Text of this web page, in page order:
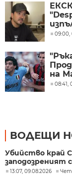
09:00,
на
08:41,
ВОДЕЩИ
Убийство край
заподозреният
13:07, 09.08.2026